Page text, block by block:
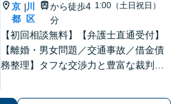
京
都
|川
区
から徒歩4
分
1:00（土日祝日）
【初回相談無料】【弁護士直通受付】
【離婚・男女問題／交通事故／借金債
務整理】タフな交渉力と豊富な裁判の